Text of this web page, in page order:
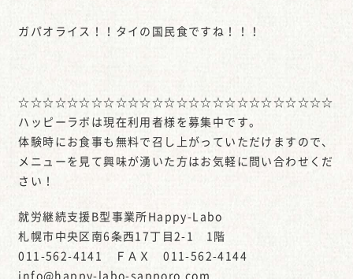
ガパオライス！！タイの国民食ですね！！！
☆☆☆☆☆☆☆☆☆☆☆☆☆☆☆☆☆☆☆☆☆☆☆☆☆☆
ハッピーラボは現在利用者様を募集中です。
体験時にお食事も無料で召し上がっていただけますので、
メニューを見て興味が湧いた方はお気軽に問い合わせくだ
さい！
就労継続支援B型事業所Happy-Labo
札幌市中央区南6条西17丁目2-1 1階
011-562-4141 ＦＡＸ 011-562-4144
info@happy-labo-sapporo.com